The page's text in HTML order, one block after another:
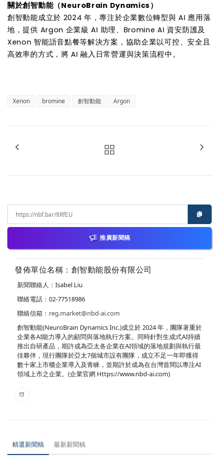
關於創智動能（NeuroBrain Dynamics）
創智動能成立於 2024 年，專注於企業數位轉型與 AI 應用落
地，提供 Argon 企業級 AI 助理、Bromine AI 資安防護及
Xenon 智能語音點餐等解決方案，協助企業以可控、安全且
高效率的方式，將 AI 融入日常營運與決策流程中。
Xenon bromine 創智動能 Argon
推廣新聞稿
發佈單位名稱：創智動能股份有限公司
新聞聯絡人：Isabel Liu
聯絡電話：02-77518986
聯絡信箱： reg.market@nbd-ai.com
創智動能(NeuroBrain Dynamics Inc.)成立於 2024 年，團隊著重於
企業各AI能力導入的顧問與落地執行方案。同時針對生成式AI持續
推出自研產品，期許成為亞太各企業在AI領域的落地規劃與執行最
佳夥伴，現行團隊於亞太7個城市設有團隊，成立不足一年即獲得
數十家上市櫃企業導入及青睞，並期許於成為在台灣首間以專注AI
領域上市之企業。(企業官網 Https://www.nbd-ai.com)
精選新聞稿 最新新聞稿